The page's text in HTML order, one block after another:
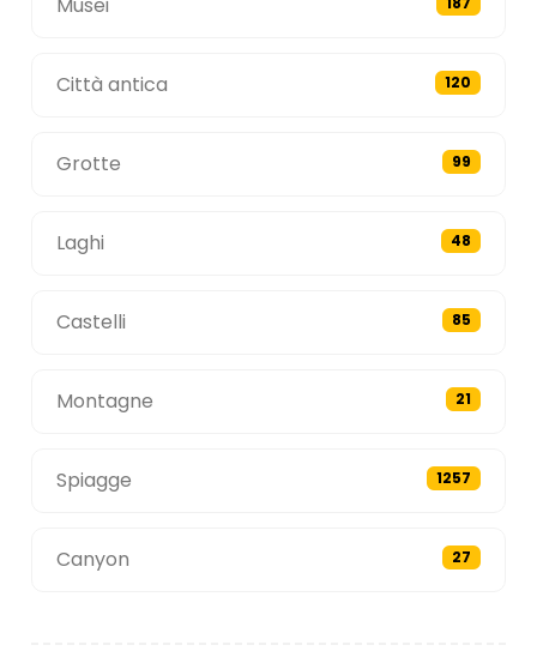
Città antica 120
Grotte 99
Laghi 48
Castelli 85
Montagne 21
Spiagge 1257
Canyon 27